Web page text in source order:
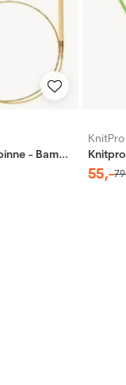
Addi Rundpinne - Bambus
KnitPro
55,-79